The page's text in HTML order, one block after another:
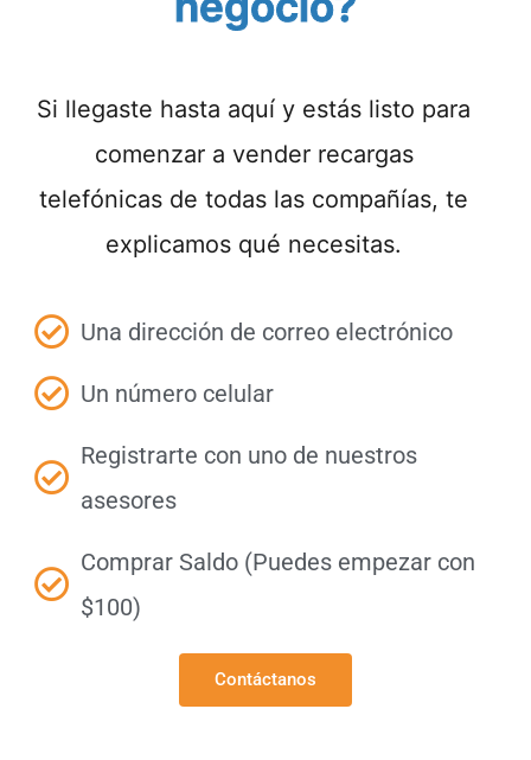
Si llegaste hasta aquí y estás listo para
comenzar a vender recargas
telefónicas de todas las compañías, te
explicamos qué necesitas.
Una dirección de correo electrónico
Un número celular
Registrarte con uno de nuestros
asesores
Comprar Saldo (Puedes empezar con
$100)
Contáctanos